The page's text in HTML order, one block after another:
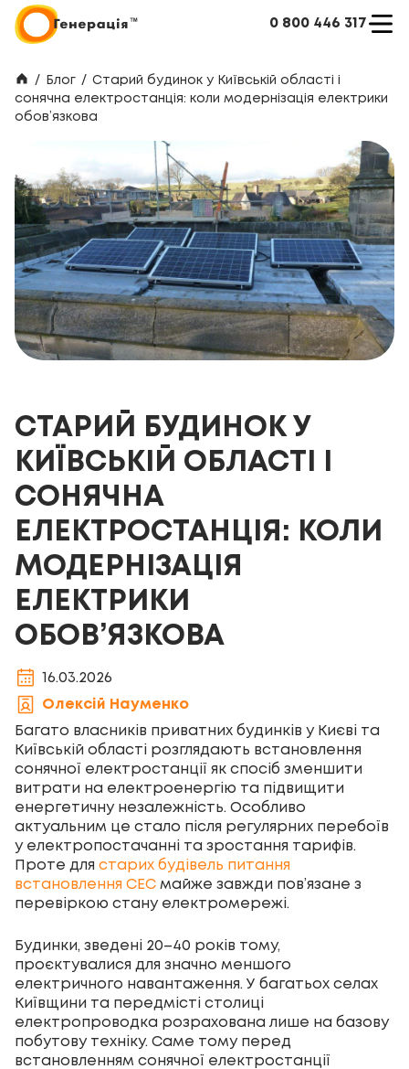
0 800 446 317
/ Блог / Старий будинок у Київській області і
сонячна електростанція: коли модернізація електрики
обов’язкова
СТАРИЙ БУДИНОК У
КИЇВСЬКІЙ ОБЛАСТІ І
СОНЯЧНА
ЕЛЕКТРОСТАНЦІЯ: КОЛИ
МОДЕРНІЗАЦІЯ
ЕЛЕКТРИКИ
ОБОВ’ЯЗКОВА
16.03.2026
Олексій Науменко
Багато власників приватних будинків у Києві та
Київській області розглядають встановлення
сонячної електростанції як спосіб зменшити
витрати на електроенергію та підвищити
енергетичну незалежність. Особливо
актуальним це стало після регулярних перебоїв
у електропостачанні та зростання тарифів.
Проте для старих будівель питання
встановлення СЕС майже завжди пов’язане з
перевіркою стану електромережі.
Будинки, зведені 20–40 років тому,
проєктувалися для значно меншого
електричного навантаження. У багатьох селах
Київщини та передмісті столиці
електропроводка розрахована лише на базову
побутову техніку. Саме тому перед
встановленням сонячної електростанції